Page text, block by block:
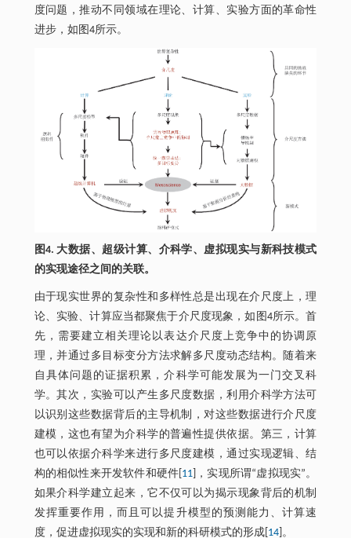
度问题，推动不同领域在理论、计算、实验方面的革命性
进步，如图4所示。
图4. 大数据、超级计算、介科学、虚拟现实与新科技模式
的实现途径之间的关联。
由于现实世界的复杂性和多样性总是出现在介尺度上，理
论、实验、计算应当都聚焦于介尺度现象，如图4所示。首
先，需要建立相关理论以表达介尺度上竞争中的协调原
理，并通过多目标变分方法求解多尺度动态结构。随着来
自具体问题的证据积累，介科学可能发展为一门交叉科
学。其次，实验可以产生多尺度数据，利用介科学方法可
以识别这些数据背后的主导机制，对这些数据进行介尺度
建模，这也有望为介科学的普遍性提供依据。第三，计算
也可以依据介科学来进行多尺度建模，通过实现逻辑、结
构的相似性来开发软件和硬件[ 11 ]，实现所谓“虚拟现实”。
如果介科学建立起来，它不仅可以为揭示现象背后的机制
发挥重要作用，而且可以提升模型的预测能力、计算速
度，促进虚拟现实的实现和新的科研模式的形成[ 14]。